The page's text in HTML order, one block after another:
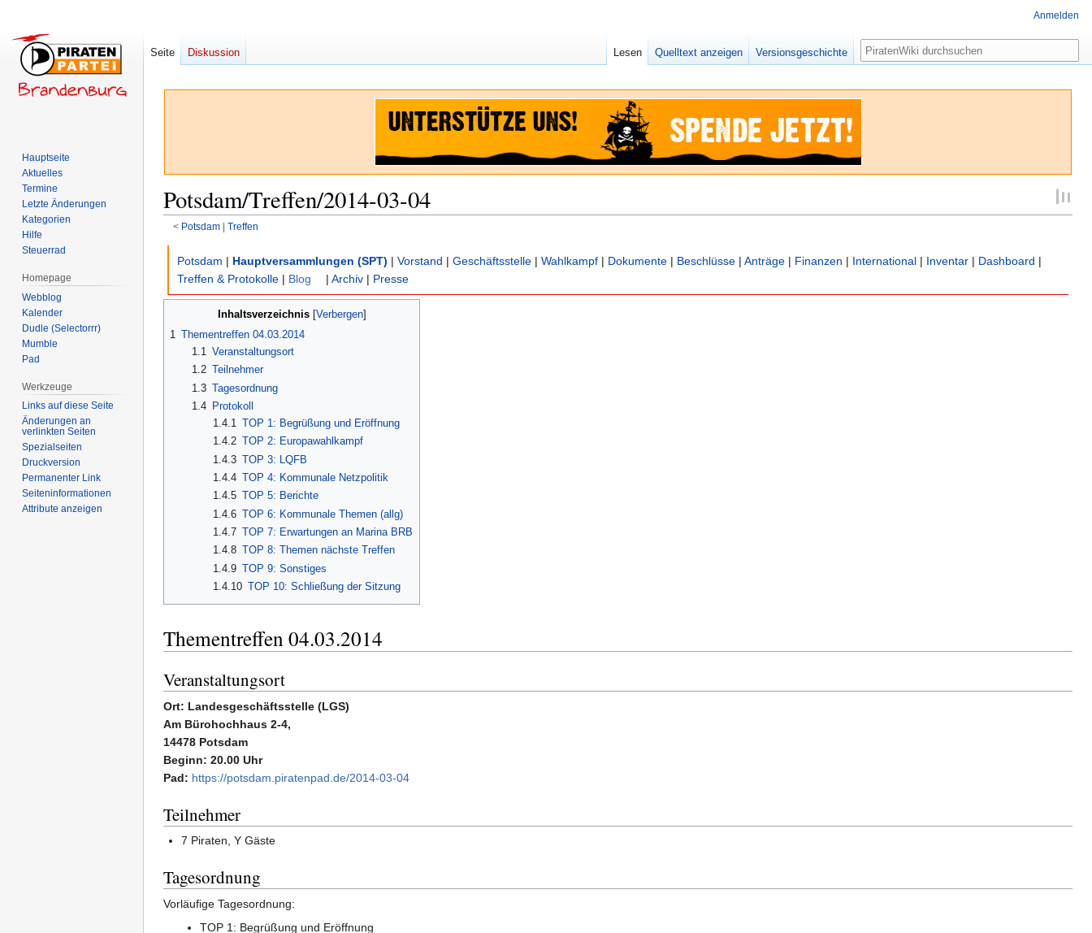
Potsdam/Treffen/2014-03-04
< Potsdam‎ | Treffen
Potsdam | Hauptversammlungen (SPT) | Vorstand | Geschäftsstelle | Wahlkampf | Dokumente | Beschlüsse | Anträge | Finanzen | International | Inventar | Dashboard |
Treffen & Protokolle | Blog | Archiv | Presse
Inhaltsverzeichnis
1 Thementreffen 04.03.2014
1.1 Veranstaltungsort
1.2 Teilnehmer
1.3 Tagesordnung
1.4
Protokoll
1.4.1 TOP 1: Begrüßung und Eröffnung
1.4.2 TOP 2: Europawahlkampf
1.4.3 TOP 3: LQFB
1.4.4 TOP 4: Kommunale Netzpolitik
1.4.5 TOP 5: Berichte
1.4.6 TOP 6: Kommunale Themen (allg)
1.4.7 TOP 7: Erwartungen an Marina BRB
1.4.8 TOP 8: Themen nächste Treffen
1.4.9 TOP 9: Sonstiges
1.4.10 TOP 10: Schließung der Sitzung
Thementreffen 04.03.2014
Veranstaltungsort
Ort: Landesgeschäftsstelle (LGS)
Am Bürohochhaus 2-4,
14478 Potsdam
Beginn: 20.00 Uhr
Pad: https://potsdam.piratenpad.de/2014-03-04
Teilnehmer
7 Piraten, Y Gäste
Tagesordnung
Vorläufige Tagesordnung:
TOP 1: Begrüßung und Eröffnung
Anmelden
Seite Diskussion Lesen Quelltext anzeigen Versionsgeschichte Suche
Hauptseite
Aktuelles
Termine
Letzte Änderungen
Kategorien
Hilfe
Steuerrad
Homepage
Webblog
Kalender
Dudle (Selectorrr)
Mumble
Pad
Werkzeuge
Links auf diese Seite
Änderungen an
verlinkten Seiten
Spezialseiten
Druckversion
Permanenter Link
Seiten­­informationen
Attribute anzeigen